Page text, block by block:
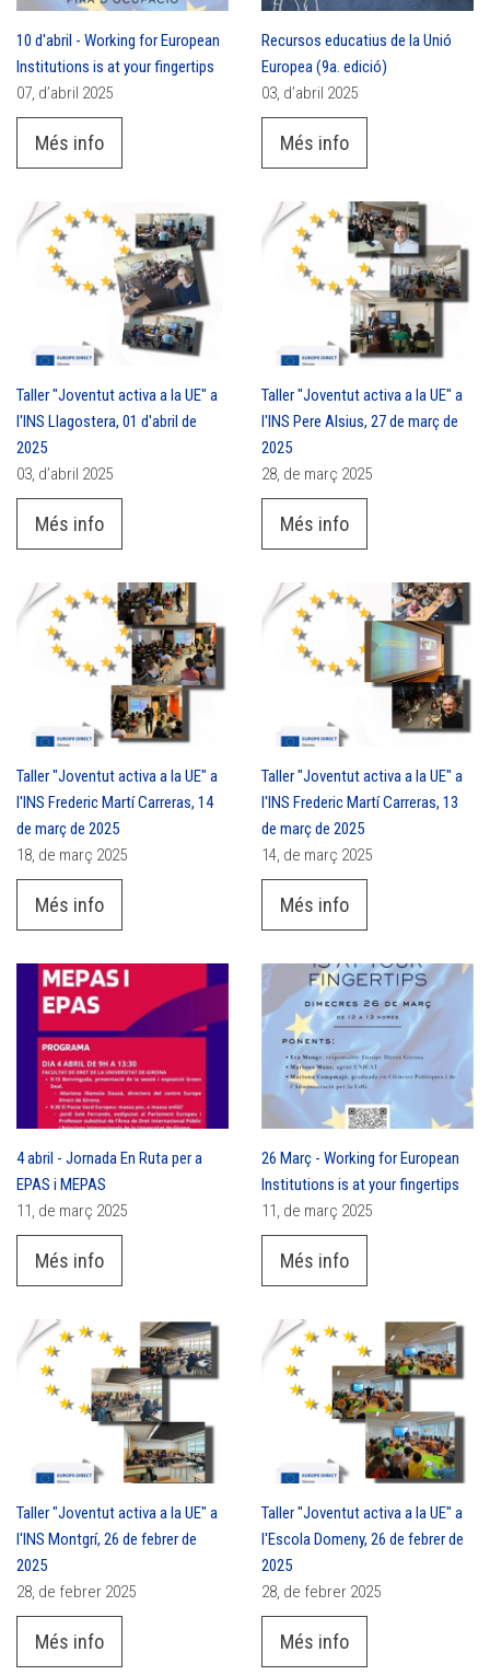
10 d'abril - Working for European
Institutions is at your fingertips
07, d’abril 2025
Més info
Recursos educatius de la Unió
Europea (9a. edició)
03, d’abril 2025
Més info
Taller "Joventut activa a la UE" a
l'INS Llagostera, 01 d'abril de
2025
03, d’abril 2025
Més info
Taller "Joventut activa a la UE" a
l'INS Pere Alsius, 27 de març de
2025
28, de març 2025
Més info
Taller "Joventut activa a la UE" a
l'INS Frederic Martí Carreras, 14
de març de 2025
18, de març 2025
Més info
Taller "Joventut activa a la UE" a
l'INS Frederic Martí Carreras, 13
de març de 2025
14, de març 2025
Més info
4 abril - Jornada En Ruta per a
EPAS i MEPAS
11, de març 2025
Més info
26 Març - Working for European
Institutions is at your fingertips
11, de març 2025
Més info
Taller "Joventut activa a la UE" a
l'INS Montgrí, 26 de febrer de
2025
28, de febrer 2025
Més info
Taller "Joventut activa a la UE" a
l'Escola Domeny, 26 de febrer de
2025
28, de febrer 2025
Més info